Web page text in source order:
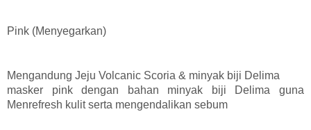
Pink (Menyegarkan)
Mengandung Jeju Volcanic Scoria & minyak biji Delima
masker pink dengan bahan minyak biji Delima guna
Menrefresh kulit serta mengendalikan sebum